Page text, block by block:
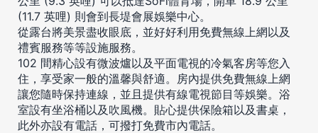
(11.7 英哩) 則會到長堤會展娛樂中心。
從露台將美景盡收眼底，並好好利用免費無線上網以及
禮賓服務等等設施服務。
102 間精心設有微波爐以及平面電視的冷氣客房等您入
住，享受家一般的溫馨與舒適。房內提供免費無線上網
讓您隨時保持連線，並且提供有線電視節目等娛樂。浴
室設有坐浴桶以及吹風機。貼心提供保險箱以及書桌，
此外亦設有電話，可撥打免費市內電話。